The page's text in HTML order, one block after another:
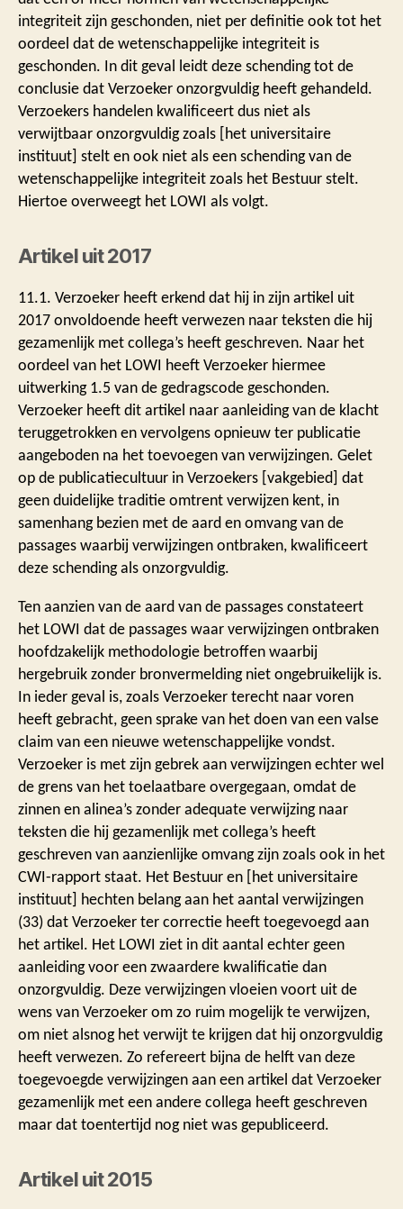
integriteit zijn geschonden, niet per definitie ook tot het
oordeel dat de wetenschappelijke integriteit is
geschonden. In dit geval leidt deze schending tot de
conclusie dat Verzoeker onzorgvuldig heeft gehandeld.
Verzoekers handelen kwalificeert dus niet als
verwijtbaar onzorgvuldig zoals [het universitaire
instituut] stelt en ook niet als een schending van de
wetenschappelijke integriteit zoals het Bestuur stelt.
Hiertoe overweegt het LOWI als volgt.
Artikel uit 2017
11.1. Verzoeker heeft erkend dat hij in zijn artikel uit
2017 onvoldoende heeft verwezen naar teksten die hij
gezamenlijk met collega’s heeft geschreven. Naar het
oordeel van het LOWI heeft Verzoeker hiermee
uitwerking 1.5 van de gedragscode geschonden.
Verzoeker heeft dit artikel naar aanleiding van de klacht
teruggetrokken en vervolgens opnieuw ter publicatie
aangeboden na het toevoegen van verwijzingen. Gelet
op de publicatiecultuur in Verzoekers [vakgebied] dat
geen duidelijke traditie omtrent verwijzen kent, in
samenhang bezien met de aard en omvang van de
passages waarbij verwijzingen ontbraken, kwalificeert
deze schending als onzorgvuldig.
Ten aanzien van de aard van de passages constateert
het LOWI dat de passages waar verwijzingen ontbraken
hoofdzakelijk methodologie betroffen waarbij
hergebruik zonder bronvermelding niet ongebruikelijk is.
In ieder geval is, zoals Verzoeker terecht naar voren
heeft gebracht, geen sprake van het doen van een valse
claim van een nieuwe wetenschappelijke vondst.
Verzoeker is met zijn gebrek aan verwijzingen echter wel
de grens van het toelaatbare overgegaan, omdat de
zinnen en alinea’s zonder adequate verwijzing naar
teksten die hij gezamenlijk met collega’s heeft
geschreven van aanzienlijke omvang zijn zoals ook in het
CWI-rapport staat. Het Bestuur en [het universitaire
instituut] hechten belang aan het aantal verwijzingen
(33) dat Verzoeker ter correctie heeft toegevoegd aan
het artikel. Het LOWI ziet in dit aantal echter geen
aanleiding voor een zwaardere kwalificatie dan
onzorgvuldig. Deze verwijzingen vloeien voort uit de
wens van Verzoeker om zo ruim mogelijk te verwijzen,
om niet alsnog het verwijt te krijgen dat hij onzorgvuldig
heeft verwezen. Zo refereert bijna de helft van deze
toegevoegde verwijzingen aan een artikel dat Verzoeker
gezamenlijk met een andere collega heeft geschreven
maar dat toentertijd nog niet was gepubliceerd.
Artikel uit 2015